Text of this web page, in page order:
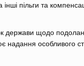
пільги та
держави щодо
особливого